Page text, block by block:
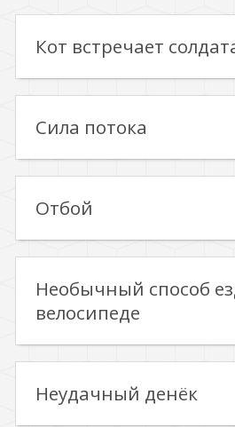
Кот встречает
Сила потока
Отбой
Необычный способ
велосипеде
Неудачный денёк